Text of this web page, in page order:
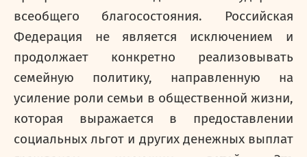
всеобщего благосостояния. Российская
Федерация не является исключением и
продолжает конкретно реализовывать
семейную политику, направленную на
усиление роли семьи в общественной жизни,
которая выражается в предоставлении
социальных льгот и других денежных выплат